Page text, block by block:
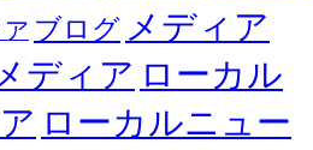
ブログ メディア
ディア ローカル
ローカルニュー